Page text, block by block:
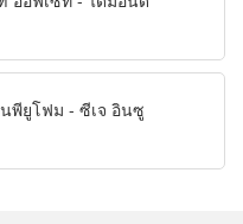
พียูโฟม - ซีเจ อินซู